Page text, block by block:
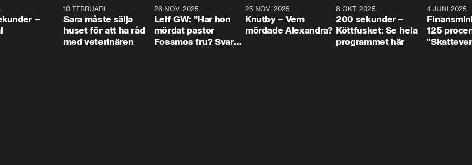
–
10 FEBRUARI
Sara måste sälja
huset för att ha råd
med veterinären
26 NOV. 2025
Leif GW: ”Har hon
mördat pastor
Fossmos fru? Svar
31:05
25 NOV. 2025
Knutby – Vem
mördade Alexandra?
4:29
8 OKT. 2025
200 sekunder –
Köttfusket: Se hela
programmet här
4 JUNI 2025
125